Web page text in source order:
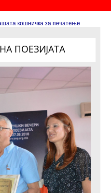
кошничка за печатење
ПОЕЗИЈАТА